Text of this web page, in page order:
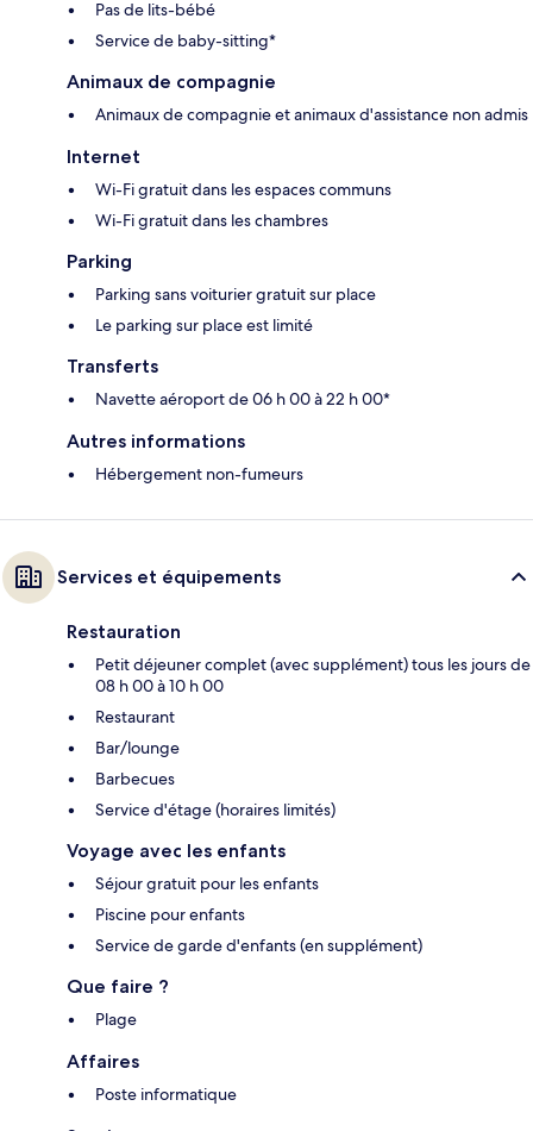
Pas de lits-bébé
Service de baby-sitting*
Animaux de compagnie
Animaux de compagnie et animaux d'assistance non admis
Internet
Wi-Fi gratuit dans les espaces communs
Wi-Fi gratuit dans les chambres
Parking
Parking sans voiturier gratuit sur place
Le parking sur place est limité
Transferts
Navette aéroport de 06 h 00 à 22 h 00*
Autres informations
Hébergement non-fumeurs
Services et équipements
Restauration
Petit déjeuner complet (avec supplément) tous les jours de
08 h 00 à 10 h 00
Restaurant
Bar/lounge
Barbecues
Service d'étage (horaires limités)
Voyage avec les enfants
Séjour gratuit pour les enfants
Piscine pour enfants
Service de garde d'enfants (en supplément)
Que faire ?
Plage
Affaires
Poste informatique